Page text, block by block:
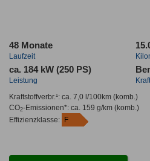
48 Monate
Laufzeit
ca. 184 kW (250 PS)
Leistung
Kraftstoffverbr.¹: ca. 7,0 l/100km(komb.)
CO2-Emissionen*: ca. 159 g/km(komb.)
Effizienzklasse: F